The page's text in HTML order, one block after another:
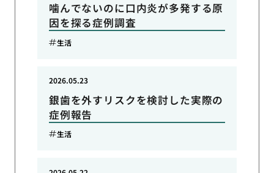
噛んでないのに口内炎が多発する原
因を探る症例調査
生活
銀歯を外すリスクを検討した実際の
症例報告
2026.05.23
生活